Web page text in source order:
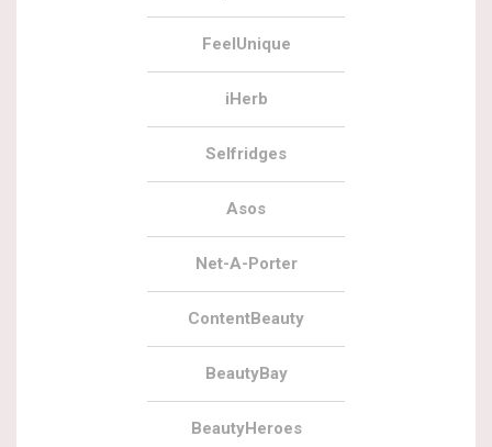
FeelUnique
iHerb
Selfridges
Asos
Net-A-Porter
ContentBeauty
BeautyBay
BeautyHeroes